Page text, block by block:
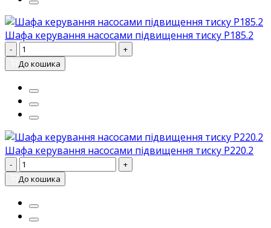
Шафа керування насосами підвищення тиску P185.2
-
+
До кошика
Шафа керування насосами підвищення тиску P220.2
-
+
До кошика